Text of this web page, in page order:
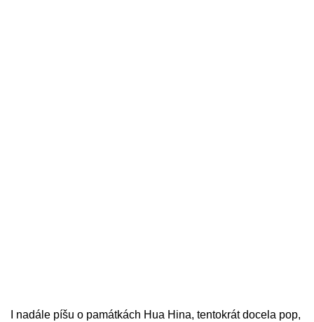
I nadále píšu o památkách Hua Hina, tentokrát docela pop,